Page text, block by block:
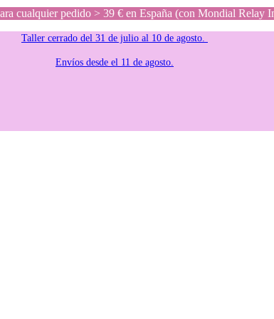
cualquier pedido > 39 € en España (con Mondial Relay
Taller cerrado del 31 de julio al 10 de agosto.
Envíos desde el 11 de agosto.